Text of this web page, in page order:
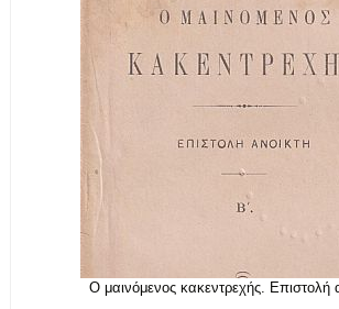
Ο μαινόμενος κακεντρεχής. Επιστολή